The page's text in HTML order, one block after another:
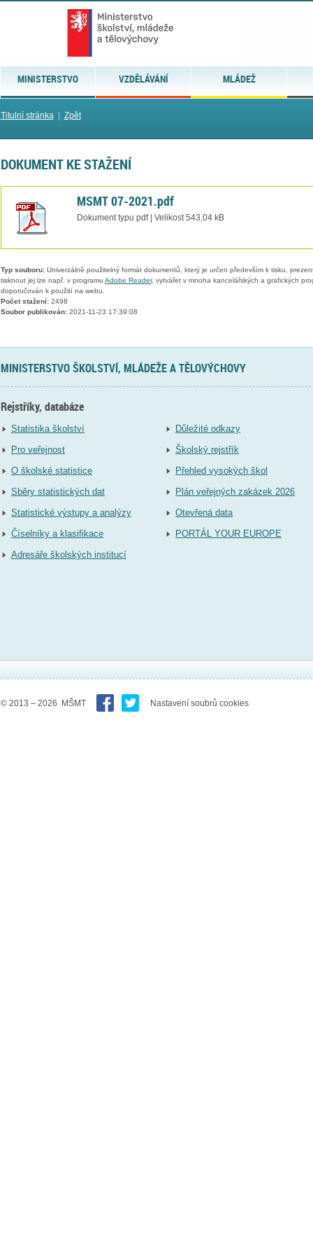
MINISTERSTVO VZDĚLÁVÁNÍ MLÁDEŽ
Titulní stránka| Zpět
DOKUMENT KE STAŽENÍ
MSMT 07-2021.pdf
Dokument typu pdf | Velikost 543,04 kB
Typ souboru:Univerzálně použitelný formát dokumentů, který je určen především k tisku,
tisknout jej lze např. v programu Adobe Reader, vytvářet v mnoha kancelářských a grafických
doporučován k použití na webu.
Počet stažení:2498
Soubor publikován:2021-11-23 17:39:08
MINISTERSTVO ŠKOLSTVÍ, MLÁDEŽE A TĚLOVÝCHOVY
Rejstříky, databáze
Statistika školství
Pro veřejnost
O školské statistice
Sběry statistických dat
Statistické výstupy a analýzy
Číselníky a klasifikace
Adresáře školských institucí
Důležité odkazy
Školský rejstřík
Přehled vysokých škol
Plán veřejných zakázek 2026
Otevřená data
PORTÁL YOUR EUROPE
© 2013 – 2026 MŠMT Nastavení soubrů cookies